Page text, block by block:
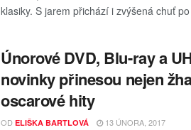
klasiky. S jarem přichází i zvýšená chuť
Únorové DVD, Blu-ray a
novinky přinesou nejen
oscarové hity
OD ELIŠKA BARTLOVÁ 13 ÚNORA, 2017